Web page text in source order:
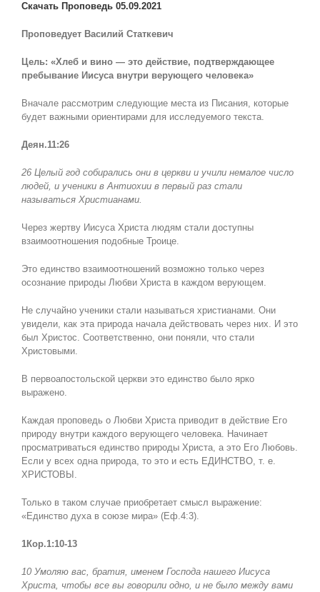
Image
Скачать Проповедь 05.09.2021
Проповедует Василий Статкевич
Цель: «Хлеб и вино — это действие, подтверждающее
пребывание Иисуса внутри верующего человека»
Вначале рассмотрим следующие места из Писания, которые
будет важными ориентирами для исследуемого текста.
Деян.11:26
26 Целый год собирались они в церкви и учили немалое число
людей, и ученики в Антиохии в первый раз стали
называться Христианами.
Через жертву Иисуса Христа людям стали доступны
взаимоотношения подобные Троице.
Это единство взаимоотношений возможно только через
осознание природы Любви Христа в каждом верующем.
Не случайно ученики стали называться христианами. Они
увидели, как эта природа начала действовать через них. И это
был Христос. Соответственно, они поняли, что стали
Христовыми.
В первоапостольской церкви это единство было ярко
выражено.
Каждая проповедь о Любви Христа приводит в действие Его
природу внутри каждого верующего человека. Начинает
просматриваться единство природы Христа, а это Его Любовь.
Если у всех одна природа, то это и есть ЕДИНСТВО, т. е.
ХРИСТОВЫ.
Только в таком случае приобретает смысл выражение:
«Единство духа в союзе мира» (Еф.4:3).
1Кор.1:10-13
10 Умоляю вас, братия, именем Господа нашего Иисуса
Христа, чтобы все вы говорили одно, и не было между вами